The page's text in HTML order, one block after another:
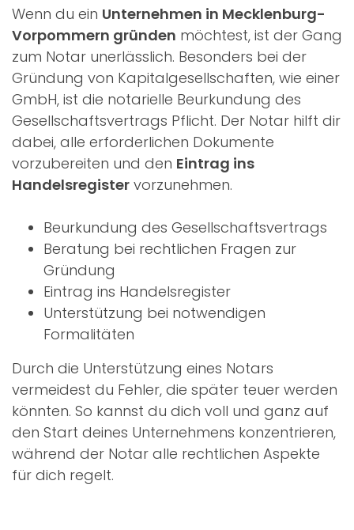
Wenn du ein Unternehmen in Mecklenburg-
Vorpommern gründen möchtest, ist der Gang
zum Notar unerlässlich. Besonders bei der
Gründung von Kapitalgesellschaften, wie einer
GmbH, ist die notarielle Beurkundung des
Gesellschaftsvertrags Pflicht. Der Notar hilft dir
dabei, alle erforderlichen Dokumente
vorzubereiten und den Eintrag ins
Handelsregister vorzunehmen.
Beurkundung des Gesellschaftsvertrags
Beratung bei rechtlichen Fragen zur
Gründung
Eintrag ins Handelsregister
Unterstützung bei notwendigen
Formalitäten
Durch die Unterstützung eines Notars
vermeidest du Fehler, die später teuer werden
könnten. So kannst du dich voll und ganz auf
den Start deines Unternehmens konzentrieren,
während der Notar alle rechtlichen Aspekte
für dich regelt.